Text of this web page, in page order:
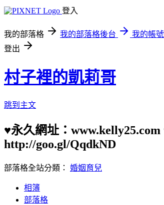
登入
我的部落格 我的部落格後台
我的帳號
登出
村子裡的凱莉哥
跳到主文
♥永久網址：
http://goo.gl/QqdkND
部落格全站分類： 婚姻育兒
相簿
部落格